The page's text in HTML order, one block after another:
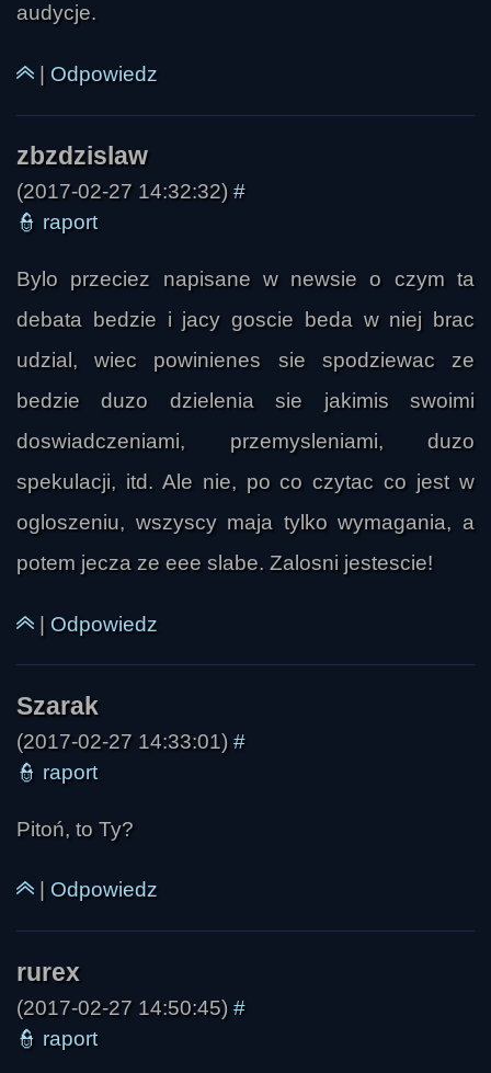
automatycznie szkodliwe. Zaznaczono też, że
jego lęków, przekonań i gotowości do
konfrontacji z tym, co niefizyczne.
do pytania, czy kontakt z niematerialnymi
inteligencjami sprzyja rozwojowi świadomości.
Odpowiedzi były zasadniczo zgodne: taki
zachowa czyste intencje, nie ulegnie manipulacji
i będzie kierował uwagę ku sobie, a nie tylko ku
zewnętrznym przekazom. Rozwój świadomości
ograniczeniu a drogą ku „powrotowi do domu”,
czyli ku większej jedności z tym, co nadrzędne
wobec człowieka. W takim ujęciu UFO, OOBE,
zjawiskami, ile różnymi przejawami tej samej
człowiek może uczestniczyć jako obserwator,
audycje.
Odpowiedz
(2017-02-27 14:32:32) #
👮 raport
Bylo przeciez napisane w newsie o czym ta
debata bedzie i jacy goscie beda w niej brac
udzial, wiec powinienes sie spodziewac ze
bedzie duzo dzielenia sie jakimis swoimi
doswiadczeniami, przemysleniami, duzo
spekulacji, itd. Ale nie, po co czytac co jest w
ogloszeniu, wszyscy maja tylko wymagania, a
potem jecza ze eee slabe. Zalosni jestescie!
| Odpowiedz
(2017-02-27 14:33:01) #
👮 raport
Pitoń, to Ty?
Odpowiedz
(2017-02-27 14:50:45) #
👮 raport
Sebastian p-ń
wrekin